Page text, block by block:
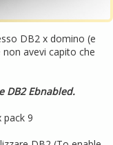
DB2 x domino (e
avevi capito che
DB2 Ebnabled.
pack 9